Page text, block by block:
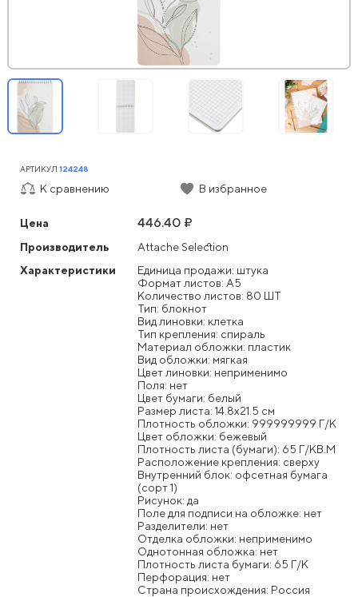
Цена 446.40 ₽
Производитель
Attache Selection
Характеристики
Единица продажи: штука
Формат листов: А5
Количество листов: 80 ШТ
Тип: блокнот
Вид линовки: клетка
Тип крепления: спираль
Материал обложки: пластик
Вид обложки: мягкая
Цвет линовки: неприменимо
Поля: нет
Цвет бумаги: белый
Размер листа: 14.8x21.5 см
Плотность обложки: 999999999 Г/К
Цвет обложки: бежевый
Плотность листа (бумаги): 65 Г/КВ.М
Расположение крепления: сверху
Внутренний блок: офсетная бумага
(сорт 1)
Рисунок: да
Поле для подписи на обложке: нет
Разделители: нет
Отделка обложки: неприменимо
Однотонная обложка: нет
Плотность листа бумаги: 65 Г/К
Перфорация: нет
Страна происхождения: Россия
АРТИКУЛ 124248
К сравнению В избранное